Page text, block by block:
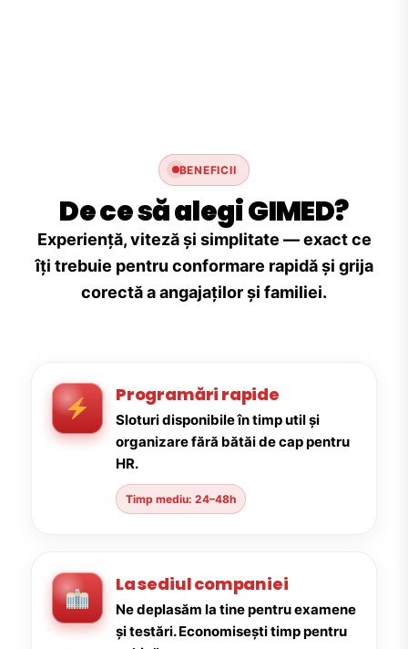
BENEFICII
De ce să alegi GIMED?
Experiență, viteză și simplitate — exact ce
îți trebuie pentru conformare rapidă și grija
corectă a angajaților și familiei.
Programări rapide
Sloturi disponibile în timp util și
organizare fără bătăi de cap pentru
HR.
Timp mediu: 24–48h
La sediul companiei
Ne deplasăm la tine pentru examene
și testări. Economisești timp pentru